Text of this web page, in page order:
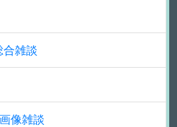
雑談
像雑談